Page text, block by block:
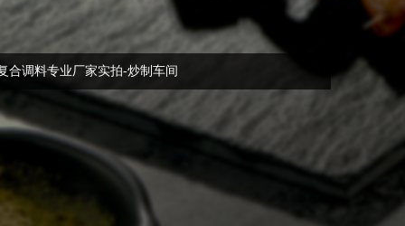
合调料专业厂家实拍-炒制车间